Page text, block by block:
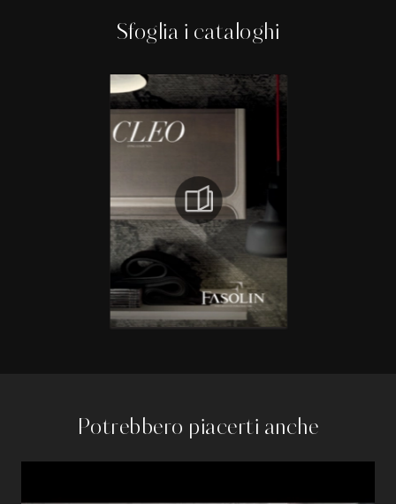
Sfoglia i cataloghi
Potrebbero piacerti anche